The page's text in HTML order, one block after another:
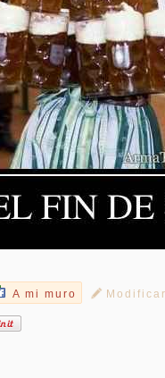
A mi muro